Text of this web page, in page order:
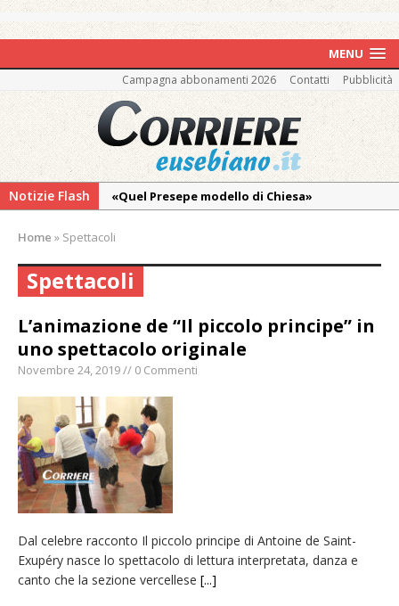
MENU
Campagna abbonamenti 2026 Contatti Pubblicità
Notizie Flash
«Quel Presepe modello di Chiesa»
Ringraziamento: convegno, messa e
mercatino agricolo
Estate di sagre anche per i mezzi storici della
collezione della Fondazione Marazzato
Pro vs Saluzzo, amichevole di buon riscontro
Piscina ex Enal non balneabile dopo i controlli
dell’Asl. Il Comune: «Misura precauzionale e
provvisoria»
La Pro verso l’avvio della Stagione
La Regione stanzia oltre 38mila euro per il
carnevale di Santhià. La soddisfazione della
Pro Loco
Dieci anni fa l’ingresso a Vercelli
dell’arcivescovo mons. Marco Arnolfo
Home » Spettacoli
Spettacoli
L’animazione de “Il piccolo principe” in
uno spettacolo originale
Novembre 24, 2019 // 0 Commenti
Dal celebre racconto Il piccolo principe di Antoine de Saint-
Exupéry nasce lo spettacolo di lettura interpretata, danza e
canto che la sezione vercellese [...]